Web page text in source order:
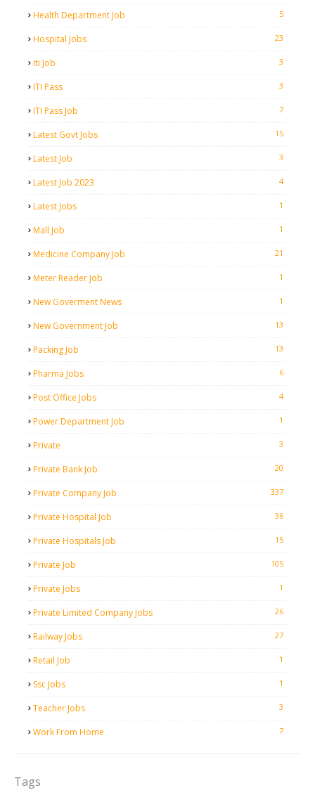
Health Department Job 5
Hospital Jobs 23
Iti Job 3
ITI Pass 3
ITI Pass Job 7
Latest Govt Jobs 15
Latest Job 3
Latest Job 2023 4
Latest Jobs 1
Mall Job 1
Medicine Company Job 21
Meter Reader Job 1
New Goverment News 1
New Government Job 13
Packing Job 13
Pharma Jobs 6
Post Office Jobs 4
Power Department Job 1
Private 3
Private Bank Job 20
Private Company Job 337
Private Hospital Job 36
Private Hospitals Job 15
Private Job 105
Private Jobs 1
Private Limited Company Jobs 26
Railway Jobs 27
Retail Job 1
Ssc Jobs 1
Teacher Jobs 3
Work From Home 7
Tags